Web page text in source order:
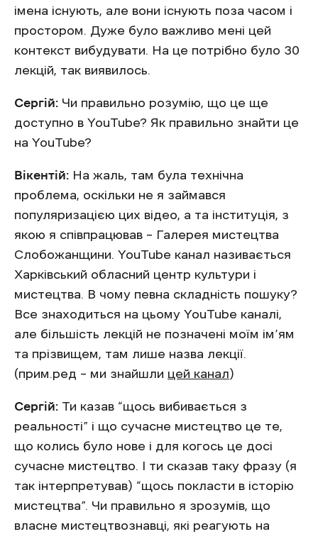
імена існують, але вони існують поза часом і
простором. Дуже було важливо мені цей
контекст вибудувати. На це потрібно було 30
лекцій, так виявилось.
Сергій: Чи правильно розумію, що це ще
доступно в YouTube? Як правильно знайти це
на YouTube?
Вікентій: На жаль, там була технічна
проблема, оскільки не я займався
популяризацією цих відео, а та інституція, з
якою я співпрацював – Галерея мистецтва
Слобожанщини. YouTube канал називається
Харківський обласний центр культури і
мистецтва. В чому певна складність пошуку?
Все знаходиться на цьому YouTube каналі,
але більшість лекцій не позначені моїм ім’ям
та прізвищем, там лише назва лекції.
(прим.ред – ми знайшли цей канал)
Сергій: Ти казав “щось вибивається з
реальності” і що сучасне мистецтво це те,
що колись було нове і для когось це досі
сучасне мистецтво. І ти сказав таку фразу (я
так інтерпретував) “щось покласти в історію
мистецтва”. Чи правильно я зрозумів, що
власне мистецтвознавці, які реагують на